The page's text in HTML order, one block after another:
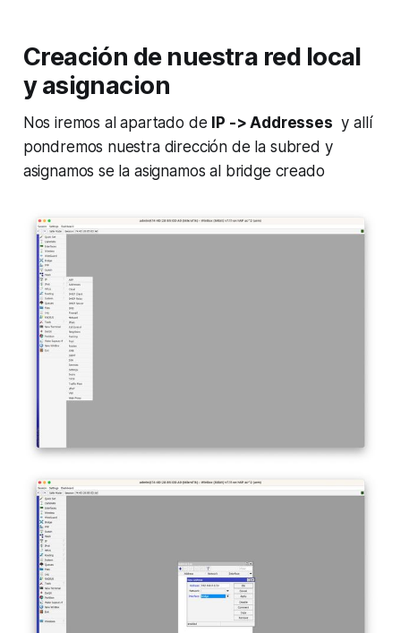
Creación de nuestra red local
y asignacion
Nos iremos al apartado de IP -> Addresses y allí
pondremos nuestra dirección de la subred y
asignamos se la asignamos al bridge creado